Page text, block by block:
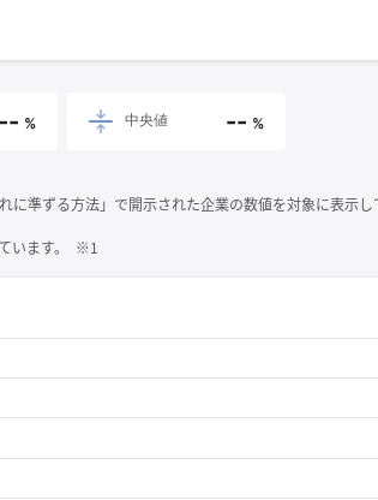
-- % 中央値 -- %
準ずる方法」で開示された企業の数値を対象に表示し
います。 ※1